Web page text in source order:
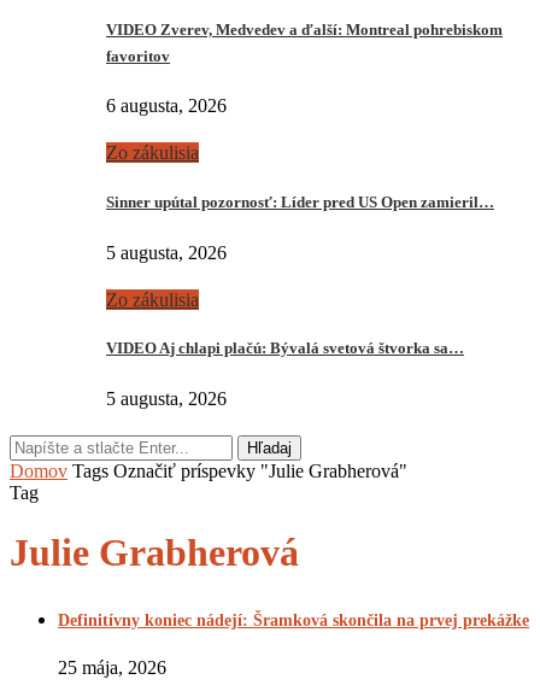
VIDEO Zverev, Medvedev a ďalší: Montreal pohrebiskom
favoritov
6 augusta, 2026
Zo zákulisia
Sinner upútal pozornosť: Líder pred US Open zamieril…
5 augusta, 2026
Zo zákulisia
VIDEO Aj chlapi plačú: Bývalá svetová štvorka sa…
5 augusta, 2026
Hľadaj
Domov Tags Označiť príspevky "Julie Grabherová"
Tag
Julie Grabherová
Definitívny koniec nádejí: Šramková skončila na prvej prekážke
25 mája, 2026